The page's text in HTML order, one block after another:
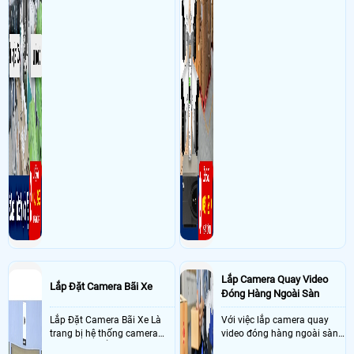
Lắp Đặt Camera Bãi Xe
Lắp Đặt Camera Bãi Xe Là
trang bị hệ thống camera
Lắp Camera Quay Video
Đóng Hàng Ngoài Sàn
Với việc lắp camera quay
video đóng hàng ngoài sàn